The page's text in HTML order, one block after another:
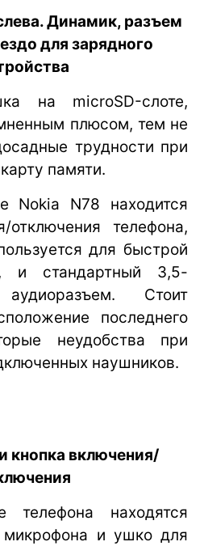
Динамик, разъем
для зарядного
на microSD-слоте,
плюсом, тем не
трудности при
памяти.
Nokia N78 находится
отключения телефона,
для быстрой
и стандартный 3,5-
Стоит
последнего
неудобства при
наушников.
кнопка включения/
находятся
микрофона и ушко для